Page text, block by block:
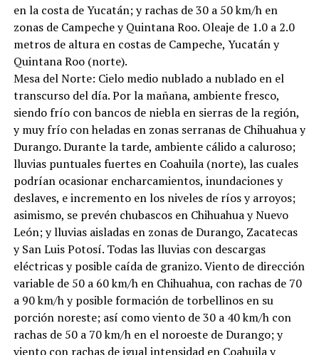
en la costa de Yucatán; y rachas de 30 a 50 km/h en
zonas de Campeche y Quintana Roo. Oleaje de 1.0 a 2.0
metros de altura en costas de Campeche, Yucatán y
Quintana Roo (norte).
Mesa del Norte: Cielo medio nublado a nublado en el
transcurso del día. Por la mañana, ambiente fresco,
siendo frío con bancos de niebla en sierras de la región,
y muy frío con heladas en zonas serranas de Chihuahua y
Durango. Durante la tarde, ambiente cálido a caluroso;
lluvias puntuales fuertes en Coahuila (norte), las cuales
podrían ocasionar encharcamientos, inundaciones y
deslaves, e incremento en los niveles de ríos y arroyos;
asimismo, se prevén chubascos en Chihuahua y Nuevo
León; y lluvias aisladas en zonas de Durango, Zacatecas
y San Luis Potosí. Todas las lluvias con descargas
eléctricas y posible caída de granizo. Viento de dirección
variable de 50 a 60 km/h en Chihuahua, con rachas de 70
a 90 km/h y posible formación de torbellinos en su
porción noreste; así como viento de 30 a 40 km/h con
rachas de 50 a 70 km/h en el noroeste de Durango; y
viento con rachas de igual intensidad en Coahuila y